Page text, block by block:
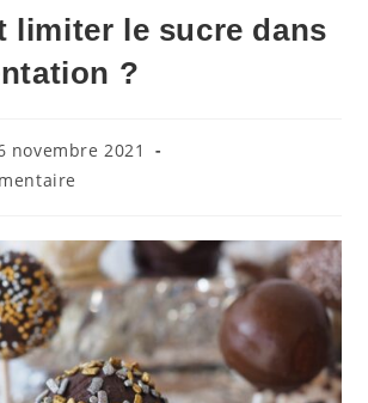
limiter le sucre dans
?
novembre 2021